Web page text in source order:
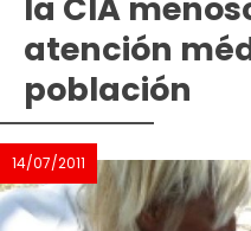
la CIA
atención
población
14/07/2011